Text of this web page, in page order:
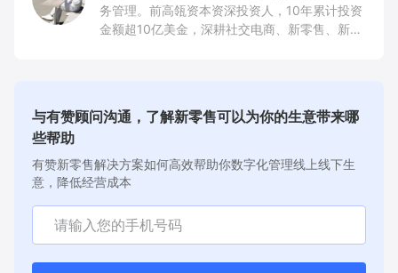
务管理。前高瓴资本资深投资人，10年累计投资
金额超10亿美金，深耕社交电商、新零售、新消
与有赞顾问沟通，了解新零售可以为你的生意带来哪
些帮助
有赞新零售解决方案如何高效帮助你数字化管理线上线下生
意，降低经营成本